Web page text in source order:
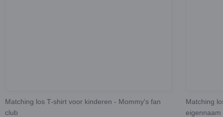
Matching los T-shirt voor kinderen - Mommy's fan
club
Matching
eigennaam